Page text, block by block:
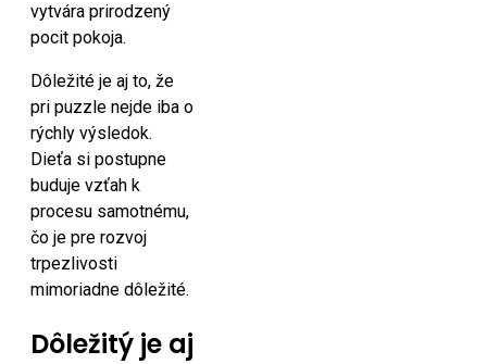
vytvára prirodzený
pocit pokoja.
Dôležité je aj to, že
pri puzzle nejde iba o
rýchly výsledok.
Dieťa si postupne
buduje vzťah k
procesu samotnému,
čo je pre rozvoj
trpezlivosti
mimoriadne dôležité.
Dôležitý je aj